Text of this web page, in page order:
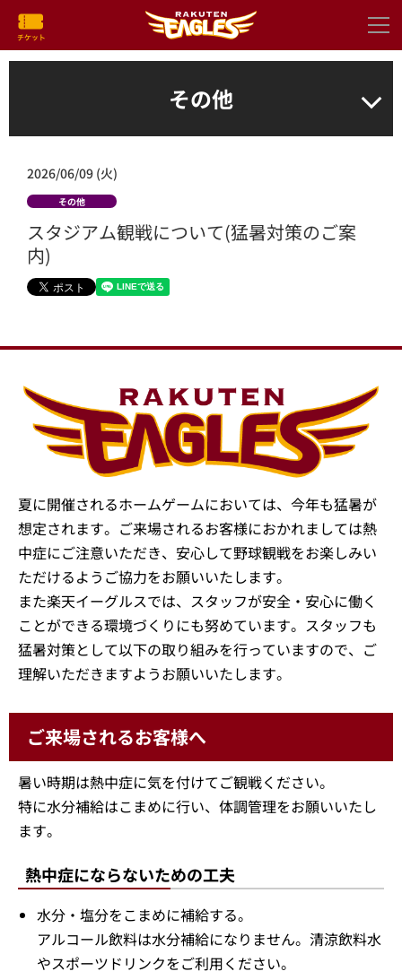
その他
2026/06/09 (火)
その他
スタジアム観戦について(猛暑対策のご案
内)
夏に開催されるホームゲームにおいては、今年も猛暑が
想定されます。ご来場されるお客様におかれましては熱
中症にご注意いただき、安心して野球観戦をお楽しみい
ただけるようご協力をお願いいたします。
また楽天イーグルスでは、スタッフが安全・安心に働く
ことができる環境づくりにも努めています。スタッフも
猛暑対策として以下の取り組みを行っていますので、ご
理解いただきますようお願いいたします。
ご来場されるお客様へ
暑い時期は熱中症に気を付けてご観戦ください。
特に水分補給はこまめに行い、体調管理をお願いいたし
ます。
熱中症にならないための工夫
水分・塩分をこまめに補給する。
アルコール飲料は水分補給になりません。清涼飲料水
やスポーツドリンクをご利用ください。